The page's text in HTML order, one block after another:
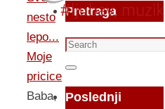
nesto
lepo...
Moje
pricice
Baba,
Pretraga
Search
for:
Search
Poslednji